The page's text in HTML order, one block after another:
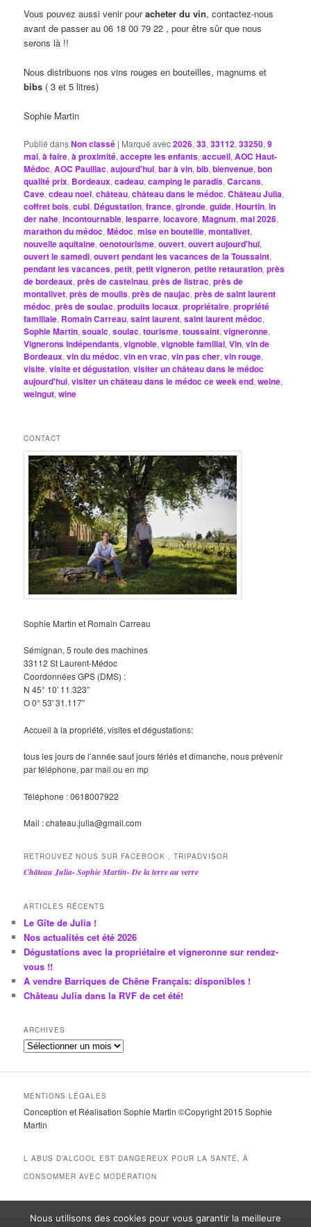
Vous pouvez aussi venir pouracheter du vin, contactez-nous
avant de passer au 06 18 00 79 22 , pour être sûr que nous
serons là !!
Nous distribuons nos vins rouges en bouteilles, magnums et
bibs ( 3 et 5 litres)
Sophie Martin
Publié dansNon classé | Marqué avec2026,33,33112,33250,9
mai,à faire,à proximité,accepte les enfants,accueil,AOC Haut-
Médoc,AOC Pauillac,aujourd'hui,bar à vin,bib,bienvenue,bon
qualité prix, Bordeaux,cadeau,camping le paradis,Carcans,
Cave,cdeau noel,château,château dans le médoc,Château Julia,
coffret bois,cubi, Dégustation,france,gironde,guide,Hourtin,in
der nahe,incontournable,lesparre,locavore,Magnum,mai 2026,
marathon du médoc,Médoc,mise en bouteille,montalivet,
nouvelle aquitaine,oenotourisme,ouvert,ouvert aujourd'hui,
ouvert le samedi,ouvert pendant les vacances de la Toussaint,
pendant les vacances,petit,petit vigneron,petite retauration,près
de bordeaux,près de castelnau,près de listrac,près de
montalivet,près de moulis,près de naujac,près de saint laurent
médoc,près de soulac,produits locaux,propriétaire,propriété
familiale, Romain Carreau,saint laurent,saint laurent médoc,
Sophie Martin,soualc,soulac,tourisme,toussaint,vigneronne,
Vignerons Indépendants,vignoble,vignoble familial,Vin,vin de
Bordeaux,vin du médoc,vin en vrac,vin pas cher,vin rouge,
visite,visite et dégustation,visiter un château dans le médoc
aujourd'hui,visiter un château dans le médoc ce week end,weine,
weingut,wine
CONTACT
Sophie Martin et Romain Carreau
Sémignan, 5 route des machines
33112 St Laurent-Médoc
Coordonnées GPS (DMS) :
N 45° 10′ 11.323″
O 0° 53′ 31.117″
Accueil à la propriété, visites et dégustations:
tous les jours de l’année sauf jours fériés et dimanche, nous prévenir
par téléphone, par mail ou en mp
Téléphone : 0618007922
Mail : chateau.julia@gmail.com
RETROUVEZ NOUS SUR FACEBOOK , TRIPADVISOR
Château Julia- Sophie Martin- De la terre au verre
ARTICLES RÉCENTS
Le Gîte de Julia !
Nos actualités cet été 2026
Dégustations avec la propriétaire et vigneronne sur rendez-
vous !!
A vendre Barriques de Chêne Français: disponibles !
Château Julia dans la RVF de cet été!
ARCHIVES
A
c
i
v
e
MENTIONS LÉGALES
Conception et Réalisation Sophie Martin ©Copyright 2015 Sophie
Martin
L ABUS D’ALCOOL EST DANGEREUX POUR LA SANTÉ, À
CONSOMMER AVEC MODÉRATION
Nous utilisons des cookies pour vous garantir la meilleure